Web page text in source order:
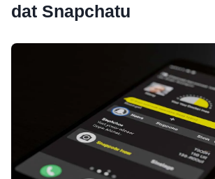
dat Snapchatu